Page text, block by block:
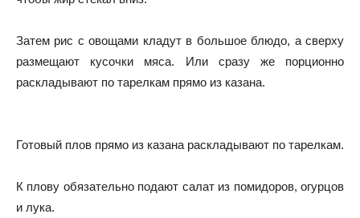
Затем рис с овощами кладут в большое блюдо, а сверху
размещают кусочки мяса. Или сразу же порционно
раскладывают по тарелкам прямо из казана.
Готовый плов прямо из казана раскладывают по тарелкам.
К плову обязательно подают салат из помидоров, огурцов
и лука.